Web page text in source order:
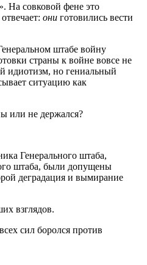
На совковой фене это
они готовились вести
штабе войну
страны к войне вовсе не
идиотизм, но гениальный
ситуацию как
или не держался?
Генерального штаба,
штаба, были допущены
деградация и вымирание
взглядов.
сил боролся против